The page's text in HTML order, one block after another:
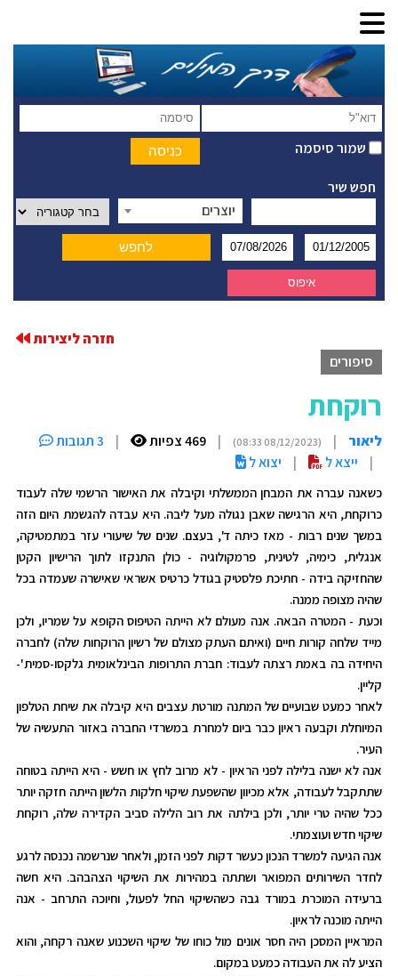
שמור סיסמה
חפש שיר
יוצרים
חזרה ליצירות
סיפורים
רוקחת
ליאור |
(08/12/2023 08:33)
| 469 צפיות |
3 תגובות
|
ייצא ל | יצוא ל
כשאנה עברה את המבחן הממשלתי וקיבלה את האישור הרשמי שלה לעבוד
כרוקחת, היא הרגישה שאבן נגולה מעל ליבה. היא עבדה להגשמת היום הזה
במשך שנים רבות - מאז כיתה ד', בעצם. שנים של שיעורי עזר במתמטיקה,
אנגלית, כימיה, לטינית, פרמקולוגיה - כולן התנקזו לתוך הרישיון הקטן
שהחזיקה בידה - חתיכת פלסטיק בגודל כרטיס אשראי שאישרה שעמדה בכל
שהיה מצופה ממנה.
וכעת - המטרה הבאה. אנה מעולם לא הייתה הטיפוס הקופא על שמריו, ולכן
מייד שלחה קורות חיים (ואיתם העתק מצולם של רשיון הרוקחות שלה) לחברה
היחידה בה באמת רצתה לעבוד: חברת התרופות הבינלאומית גלקסו-סמית'-
קליין.
לאחר כמעט שבועיים של המתנה מורטת עצבים היא קיבלה את שיחת הטלפון
המיוחלת וקבעה ראיון כבר ביום למחרת במשרדי החברה באזור התעשיה של
העיר.
אנה לא ישנה בלילה לפני הראיון - לא מרוב לחץ או חשש - היא הייתה בטוחה
שתתקבל לעבודה, אלא מכיוון שהשפעת שיקוי חלקות הלשון הייתה חזקה יותר
ככל שהיה טרי יותר, ולכן בילתה את רוב הלילה סביב הקדירה שלה, רוקחת
שיקוי חדש ועוצמתי.
אנה הגיעה למשרד הנכון כעשר דקות לפני הזמן, ולאחר שנרשמה נכנסה לרגע
לחדר השירותים המפואר ושתתה במהירות את השיקוי הצהבהב. היא חשה
ברעידה המוכרת במורד גבה כשהשיקוי החל לפעול, וחיוכה התרחב - אנה
הייתה מוכנה לראיון.
המראיין המסכן היה חסר אונים מול כוחו של שיקוי השכנוע שאנה רקחה, והוא
הציע לה את העבודה כמעט במקום.